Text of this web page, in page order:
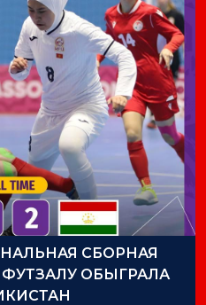
СБОРНАЯ
ОБЫГРАЛА